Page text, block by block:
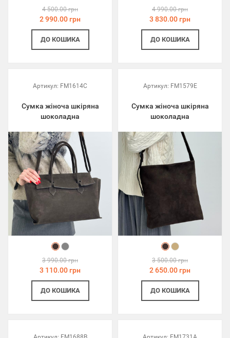
4 500.00 грн
2 990.00 грн
ДО КОШИКА
4 990.00 грн
3 830.00 грн
ДО КОШИКА
Артикул: FM1614C
Сумка жіноча шкіряна
шоколадна
3 990.00 грн
3 110.00 грн
ДО КОШИКА
Артикул: FM1579E
Сумка жіноча шкіряна
шоколадна
3 500.00 грн
2 650.00 грн
ДО КОШИКА